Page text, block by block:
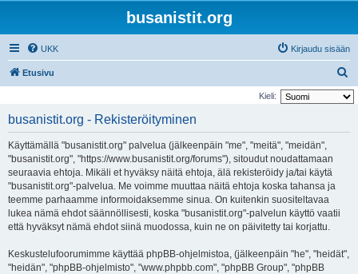
busanistit.org
UKK Kirjaudu sisään
Etusivu
t
Kieli:
busanistit.org - Rekisteröityminen
Käyttämällä "busanistit.org" palvelua (jälkeenpäin "me", "meitä", "meidän",
"busanistit.org", "https://www.busanistit.org/forums"), sitoudut noudattamaan
seuraavia ehtoja. Mikäli et hyväksy näitä ehtoja, älä rekisteröidy ja/tai käytä
"busanistit.org"-palvelua. Me voimme muuttaa näitä ehtoja koska tahansa ja
teemme parhaamme informoidaksemme sinua. On kuitenkin suositeltavaa
lukea nämä ehdot säännöllisesti, koska "busanistit.org"-palvelun käyttö vaatii
että hyväksyt nämä ehdot siinä muodossa, kuin ne on päivitetty tai korjattu.
Keskustelufoorumimme käyttää phpBB-ohjelmistoa, (jälkeenpäin "he", "heidät",
"heidän", "phpBB-ohjelmisto", "www.phpbb.com", "phpBB Group", "phpBB